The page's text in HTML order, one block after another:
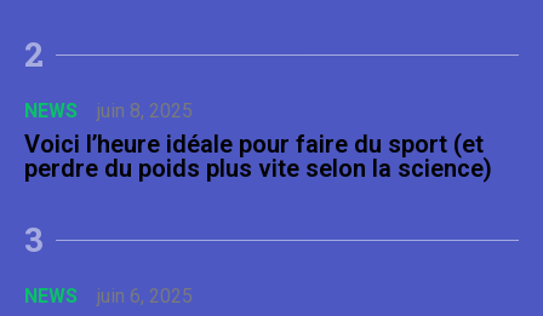
2
NEWS juin 8, 2025
Voici l’heure idéale pour faire du sport (et
perdre du poids plus vite selon la science)
3
NEWS juin 6, 2025